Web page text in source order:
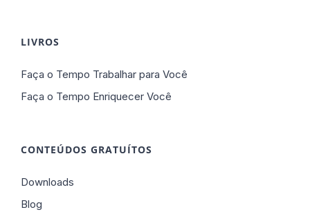
LIVROS
Faça o Tempo Trabalhar para Você
Faça o Tempo Enriquecer Você
CONTEÚDOS GRATUÍTOS
Downloads
Blog